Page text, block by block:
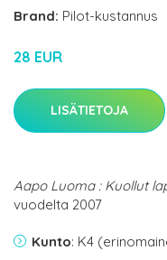
Brand: Pilot-kustannus
28 EUR
LISÄTIETOJA
Aapo Luoma : Kuollut
vuodelta 2007
Kunto: K4